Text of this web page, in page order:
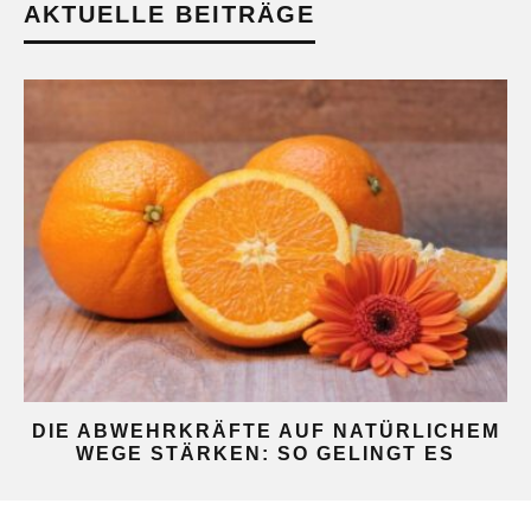
AKTUELLE BEITRÄGE
DIE ABWEHRKRÄFTE AUF NATÜRLICHEM
WEGE STÄRKEN: SO GELINGT ES